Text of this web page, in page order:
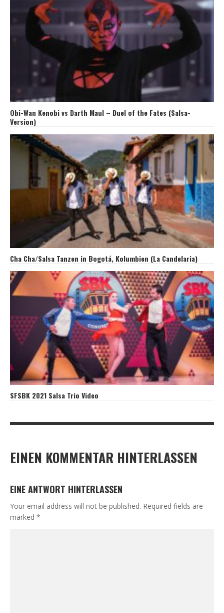
Obi-Wan Kenobi vs Darth Maul – Duel of the Fates (Salsa-
Version)
Cha Cha/Salsa Tanzen in Bogotá, Kolumbien (La Candelaria)
SFSBK 2021 Salsa Trio Video
EINEN KOMMENTAR HINTERLASSEN
EINE ANTWORT HINTERLASSEN
Your email address will not be published. Required fields are
marked *